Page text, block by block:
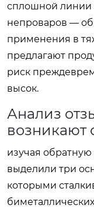
сплошной линии
непроваров —
применения в
предлагают
риск
высок.
Анализ
возникают
изучая
выделили три
которыми